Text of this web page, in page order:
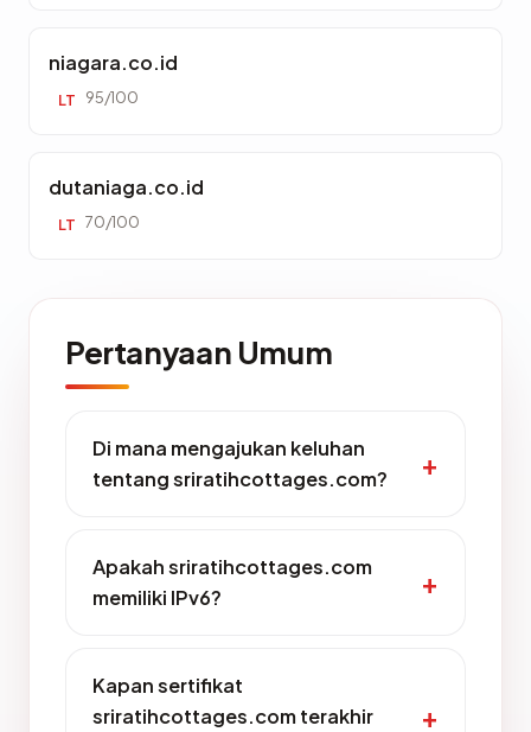
niagara.co.id
LT 95/100
dutaniaga.co.id
LT 70/100
Pertanyaan Umum
Di mana mengajukan keluhan
tentang sriratihcottages.com?
Apakah sriratihcottages.com
memiliki IPv6?
Kapan sertifikat
sriratihcottages.com terakhir